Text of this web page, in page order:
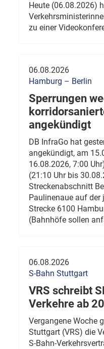
Heute (06.08.2026)
zu einer
06.08.2026
Hamburg – Berlin
Sperrungen
angekündigt
DB InfraGo hat
angekündigt, am
16.08.2026, 7:00
(21:10 Uhr bis
Streckenabschnitt
Paulinenaue auf
Strecke 6100
(Bahnhöfe sollen
06.08.2026
S-Bahn Stuttgart
VRS schreibt
Verkehre ab
Vergangene Woche
Stuttgart (VRS) die
S-Bahn-